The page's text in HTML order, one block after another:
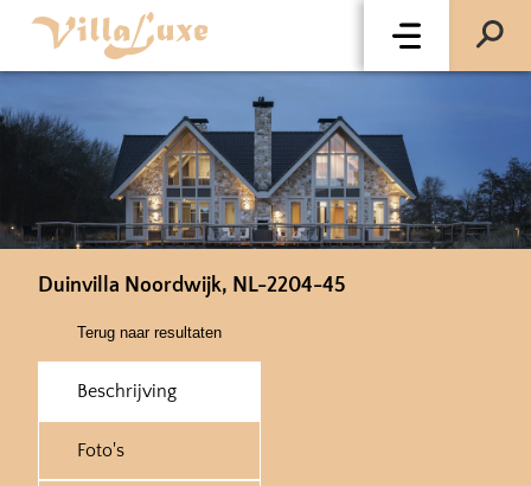
Duinvilla Noordwijk, NL-2204-45
Terug naar resultaten
Beschrijving
Foto's